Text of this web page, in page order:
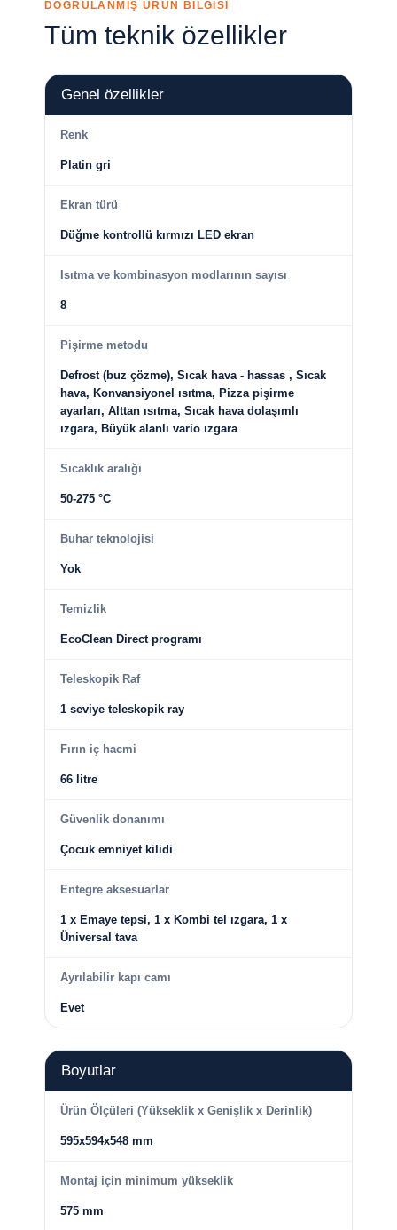
DOĞRULANMIŞ ÜRÜN BİLGİSİ
Tüm teknik özellikler
Genel özellikler
Renk
Platin gri
Ekran türü
Düğme kontrollü kırmızı LED ekran
Isıtma ve kombinasyon modlarının sayısı
8
Pişirme metodu
Defrost (buz çözme), Sıcak hava - hassas , Sıcak
hava, Konvansiyonel ısıtma, Pizza pişirme
ayarları, Alttan ısıtma, Sıcak hava dolaşımlı
ızgara, Büyük alanlı vario ızgara
Sıcaklık aralığı
50-275 °C
Buhar teknolojisi
Yok
Temizlik
EcoClean Direct programı
Teleskopik Raf
1 seviye teleskopik ray
Fırın iç hacmi
66 litre
Güvenlik donanımı
Çocuk emniyet kilidi
Entegre aksesuarlar
1 x Emaye tepsi, 1 x Kombi tel ızgara, 1 x
Üniversal tava
Ayrılabilir kapı camı
Evet
Boyutlar
Ürün Ölçüleri (Yükseklik x Genişlik x Derinlik)
595x594x548 mm
Montaj için minimum yükseklik
575 mm